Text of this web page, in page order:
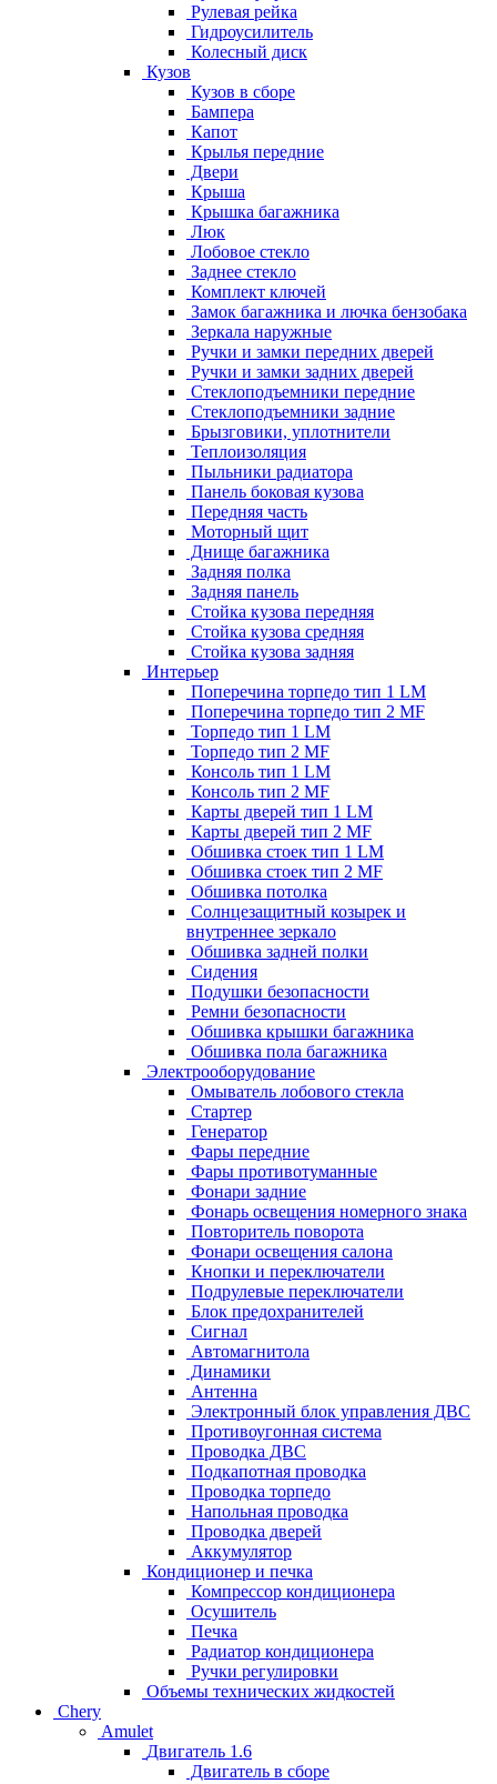
Рулевая рейка
Гидроусилитель
Колесный диск
Кузов
Кузов в сборе
Бампера
Капот
Крылья передние
Двери
Крыша
Крышка багажника
Люк
Лобовое стекло
Заднее стекло
Комплект ключей
Замок багажника и лючка бензобака
Зеркала наружные
Ручки и замки передних дверей
Ручки и замки задних дверей
Стеклоподъемники передние
Стеклоподъемники задние
Брызговики, уплотнители
Теплоизоляция
Пыльники радиатора
Панель боковая кузова
Передняя часть
Моторный щит
Днище багажника
Задняя полка
Задняя панель
Стойка кузова передняя
Стойка кузова средняя
Стойка кузова задняя
Интерьер
Поперечина торпедо тип 1 LM
Поперечина торпедо тип 2 MF
Торпедо тип 1 LM
Торпедо тип 2 MF
Консоль тип 1 LM
Консоль тип 2 MF
Карты дверей тип 1 LM
Карты дверей тип 2 MF
Обшивка стоек тип 1 LM
Обшивка стоек тип 2 MF
Обшивка потолка
Солнцезащитный козырек и
внутреннее зеркало
Обшивка задней полки
Сидения
Подушки безопасности
Ремни безопасности
Обшивка крышки багажника
Обшивка пола багажника
Электрооборудование
Омыватель лобового стекла
Стартер
Генератор
Фары передние
Фары противотуманные
Фонари задние
Фонарь освещения номерного знака
Повторитель поворота
Фонари освещения салона
Кнопки и переключатели
Подрулевые переключатели
Блок предохранителей
Сигнал
Автомагнитола
Динамики
Антенна
Электронный блок управления ДВС
Противоугонная система
Проводка ДВС
Подкапотная проводка
Проводка торпедо
Напольная проводка
Проводка дверей
Аккумулятор
Кондиционер и печка
Компрессор кондиционера
Осушитель
Печка
Радиатор кондиционера
Ручки регулировки
Объемы технических жидкостей
Chery
Amulet
Двигатель 1.6
Двигатель в сборе